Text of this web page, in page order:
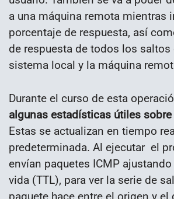
a una máquina remota mientras
porcentaje de respuesta, así
de respuesta de todos los saltos
sistema local y la máquina
Durante el curso de esta
algunas estadísticas útiles
Estas se actualizan en tiempo
predeterminada. Al ejecutar el
envían paquetes ICMP
vida (TTL), para ver la serie de